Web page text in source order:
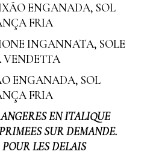
ENGANADA, SOL
FRIA
INGANNATA, SOLE
VENDETTA
ENGANADA, SOL
FRIA
EN ITALIQUE
SUR DEMANDE.
LES DELAIS